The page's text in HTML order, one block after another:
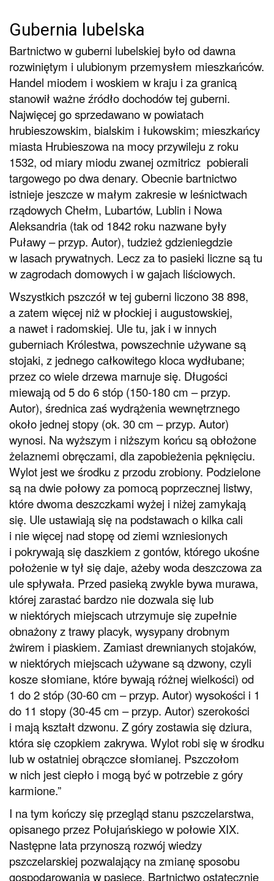
Gubernia lubelska
Bartnictwo w guberni lubelskiej było od dawna
rozwiniętym i ulubionym przemysłem mieszkańców.
Handel miodem i woskiem w kraju i za granicą
stanowił ważne źródło dochodów tej guberni.
Najwięcej go sprzedawano w powiatach
hrubieszowskim, bialskim i łukowskim; mieszkańcy
miasta Hrubieszowa na mocy przywileju z roku
1532, od miary miodu zwanej ozmitricz pobierali
targowego po dwa denary. Obecnie bartnictwo
istnieje jeszcze w małym zakresie w leśnictwach
rządowych Chełm, Lubartów, Lublin i Nowa
Aleksandria (tak od 1842 roku nazwane były
Puławy – przyp. Autor), tudzież gdzieniegdzie
w lasach prywatnych. Lecz za to pasieki liczne są tu
w zagrodach domowych i w gajach liściowych.
Wszystkich pszczół w tej guberni liczono 38 898,
a zatem więcej niż w płockiej i augustowskiej,
a nawet i radomskiej. Ule tu, jak i w innych
guberniach Królestwa, powszechnie używane są
stojaki, z jednego całkowitego kloca wydłubane;
przez co wiele drzewa marnuje się. Długości
miewają od 5 do 6 stóp (150-180 cm – przyp.
Autor), średnica zaś wydrążenia wewnętrznego
około jednej stopy (ok. 30 cm – przyp. Autor)
wynosi. Na wyższym i niższym końcu są obłożone
żelaznemi obręczami, dla zapobieżenia pęknięciu.
Wylot jest we środku z przodu zrobiony. Podzielone
są na dwie połowy za pomocą poprzecznej listwy,
które dwoma deszczkami wyżej i niżej zamykają
się. Ule ustawiają się na podstawach o kilka cali
i nie więcej nad stopę od ziemi wzniesionych
i pokrywają się daszkiem z gontów, którego ukośne
położenie w tył się daje, ażeby woda deszczowa za
ule spływała. Przed pasieką zwykle bywa murawa,
której zarastać bardzo nie dozwala się lub
w niektórych miejscach utrzymuje się zupełnie
obnażony z trawy placyk, wysypany drobnym
żwirem i piaskiem. Zamiast drewnianych stojaków,
w niektórych miejscach używane są dzwony, czyli
kosze słomiane, które bywają różnej wielkości) od
1 do 2 stóp (30-60 cm – przyp. Autor) wysokości i 1
do 11 stopy (30-45 cm – przyp. Autor) szerokości
i mają kształt dzwonu. Z góry zostawia się dziura,
która się czopkiem zakrywa. Wylot robi się w środku
lub w ostatniej obrączce słomianej. Pszczołom
w nich jest ciepło i mogą być w potrzebie z góry
karmione.”
I na tym kończy się przegląd stanu pszczelarstwa,
opisanego przez Połujańskiego w połowie XIX.
Następne lata przynoszą rozwój wiedzy
pszczelarskiej pozwalający na zmianę sposobu
gospodarowania w pasiece. Bartnictwo ostatecznie